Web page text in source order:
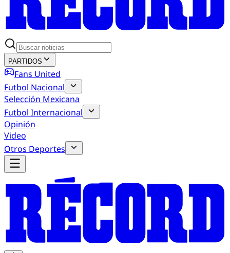
PARTIDOS
Fans United
Futbol Nacional
Selección Mexicana
Futbol Internacional
Opinión
Video
Otros Deportes